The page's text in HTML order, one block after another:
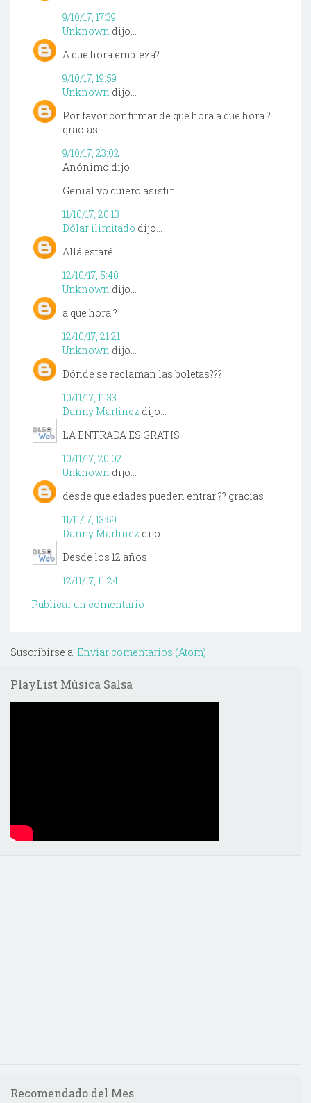
9/10/17, 17:39
Unknown dijo...
A que hora empieza?
9/10/17, 19:59
Unknown dijo...
Por favor confirmar de que hora a que hora ?
gracias
9/10/17, 23:02
Anónimo dijo...
Genial yo quiero asistir
11/10/17, 20:13
Dólar ilimitado dijo...
Allá estaré
12/10/17, 5:40
Unknown dijo...
a que hora ?
12/10/17, 21:21
Unknown dijo...
Dónde se reclaman las boletas???
10/11/17, 11:33
Danny Martinez dijo...
LA ENTRADA ES GRATIS
10/11/17, 20:02
Unknown dijo...
desde que edades pueden entrar ?? gracias
11/11/17, 13:59
Danny Martinez dijo...
Desde los 12 años
12/11/17, 11:24
Publicar un comentario
Suscribirse a: Enviar comentarios (Atom)
PlayList Música Salsa
Recomendado del Mes